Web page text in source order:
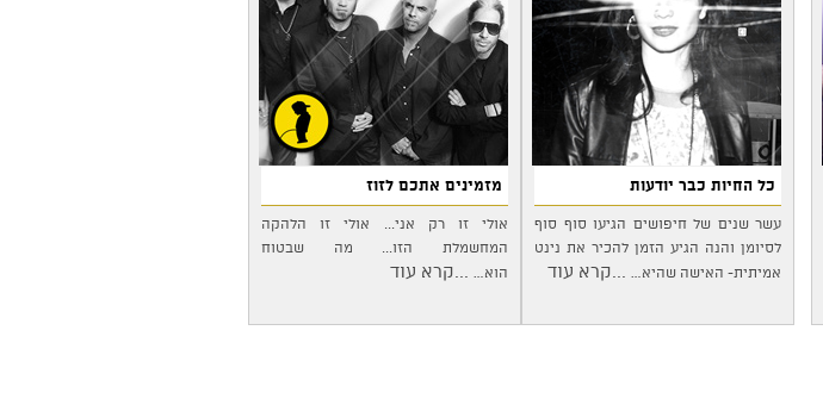
כל החיות כבר יודעות
עשר שנים של חיפושים הגיעו סוף סוף
לסיומן והנה הגיע הזמן להכיר את נינט
אמיתית- האישה שהיא…
...קרא עוד
מזמינים אתכם לזוז
אולי זו רק אני... אולי זו הלהקה
המחשמלת הזו... מה שבטוח
הוא…
...קרא עוד